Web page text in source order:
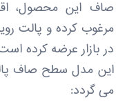
صاف این محصول،
مرغوب کرده و پالت
در بازار عرضه کرده
این مدل سطح صاف
می گردد: